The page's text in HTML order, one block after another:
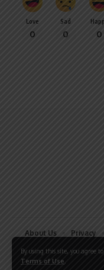
By using this site, you agree
Terms of Use
Love
0
Sad
0 0
© 2026 Surabhi Saloni
About Us Privacy